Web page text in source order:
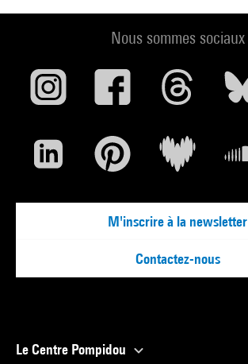
Nous sommes sociaux
M'inscrire à la newsletter
Contactez-nous
Le Centre Pompidou